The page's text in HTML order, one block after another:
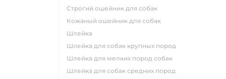
строгий ошейник для собак
кожаный ошейник для собак
шлейка
шлейка для собак крупных пород
шлейка для мелких пород собак
шлейка для собак средних пород